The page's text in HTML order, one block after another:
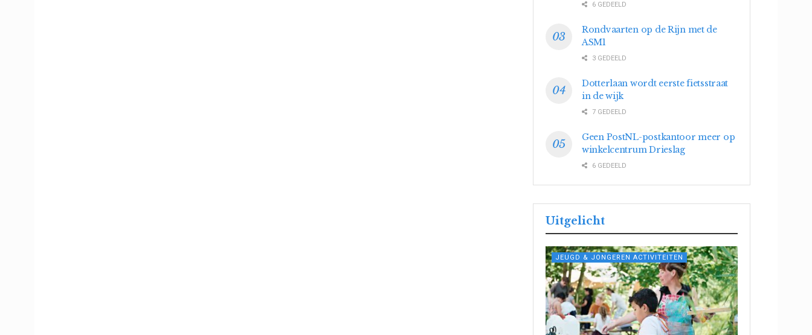
6 GEDEELD
Rondvaarten op de Rijn met de
ASM1
3 GEDEELD
Dotterlaan wordt eerste fietsstraat
in de wijk
7 GEDEELD
Geen PostNL-postkantoor meer op
winkelcentrum Drieslag
6 GEDEELD
Uitgelicht
JEUGD & JONGEREN ACTIVITEITEN